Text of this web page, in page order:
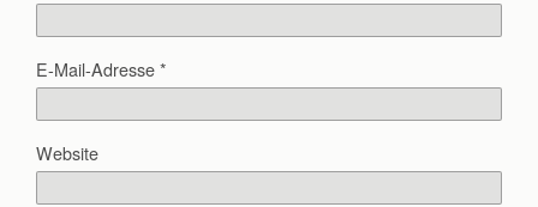
E-Mail-Adresse*
Website